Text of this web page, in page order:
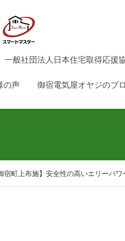
一般社団法人日本住宅取得応援
の声 御宿電気屋オヤジのブ
宿町上布施】安全性の高いエリーパワ